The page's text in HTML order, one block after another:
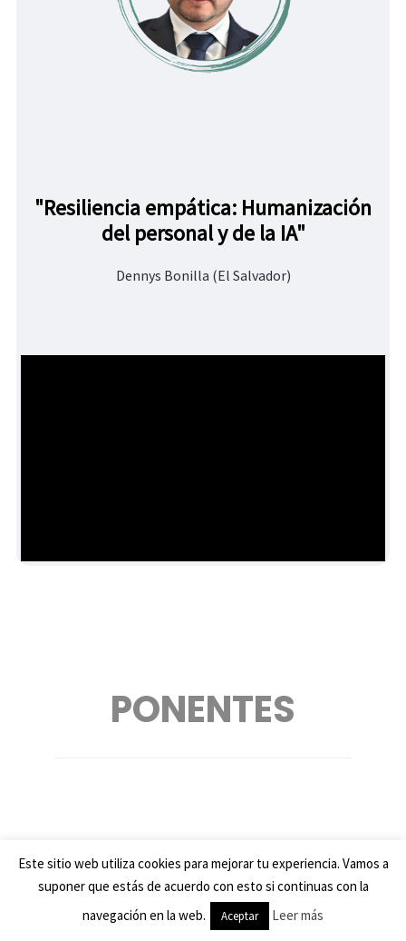
"Resiliencia empática: Humanización
del personal y de la IA"
Dennys Bonilla (El Salvador)
PONENTES
Este sitio web utiliza cookies para mejorar tu experiencia. Vamos a
suponer que estás de acuerdo con esto si continuas con la
navegación en la web.
Aceptar Leer más